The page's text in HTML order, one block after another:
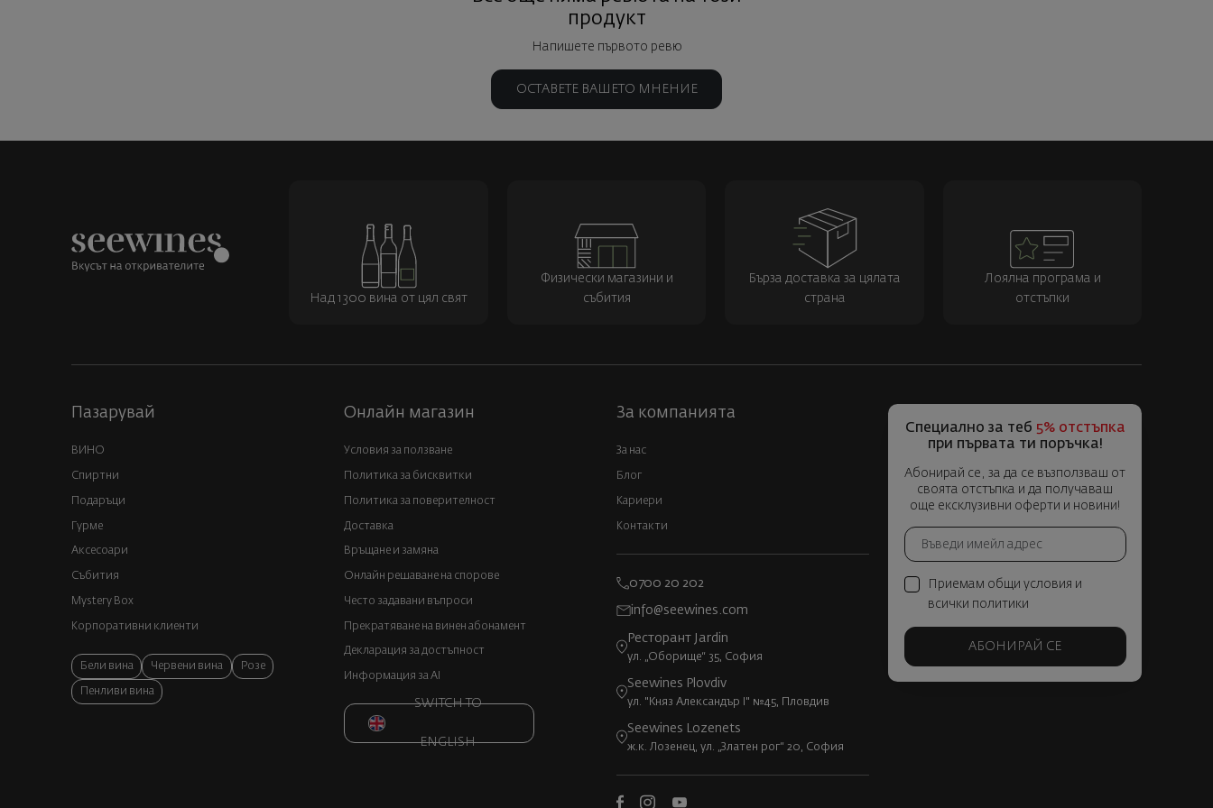
продукт
Напишете първото ревю
ОСТАВЕТЕ ВАШЕТО МНЕНИЕ
Над 1300 вина от цял свят
Физически магазини и
събития
Бърза доставка за цялата
страна
Лоялна програма и
отстъпки
Пазарувай
ВИНО
Спиртни
Подаръци
Гурме
Аксесоари
Събития
Mystery Box
Корпоративни клиенти
Бели вина Червени вина Розе
Пенливи вина
Онлайн магазин
Условия за ползване
Политика за бисквитки
Политика за поверителност
Доставка
Връщане и замяна
Онлайн решаване на спорове
Често задавани въпроси
Прекратяване на винен абонамент
Декларация за достъпност
Информация за AI
SWITCH TO
ENGLISH
За компанията
За нас
Блог
Кариери
Контакти
0700 20 202
info@seewines.com
Ресторант Jardin
ул. „Оборище“ 35, София
Seewines Plovdiv
ул. "Княз Александър I" №45, Пловдив
Seewines Lozenets
ж.к. Лозенец, ул. „Златен рог“ 20, София
Специално за теб 5% отстъпка
при първата ти поръчка!
Абонирай се, за да се възползваш от
своята отстъпка и да получаваш
още ексклузивни оферти и новини!
Приемам общи условия и
всички политики
АБОНИРАЙ СЕ